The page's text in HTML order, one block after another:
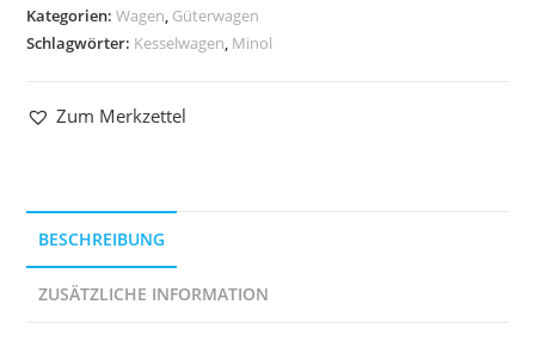
Kategorien:Wagen Güterwagen
Schlagwörter: Kesselwagen Minol
Zum Merkzettel
BESCHREIBUNG
ZUSÄTZLICHE INFORMATION